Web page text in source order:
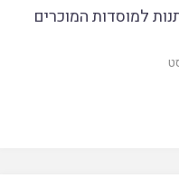
למוסדות המוכרים